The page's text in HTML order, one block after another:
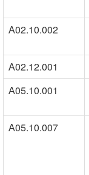
А02.10.002
А02.12.001
А05.10.001
А05.10.007